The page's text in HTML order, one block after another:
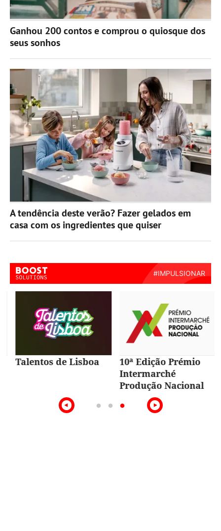
Ganhou 200 contos e comprou o quiosque dos
seus sonhos
A tendência deste verão? Fazer gelados em
casa com os ingredientes que quiser
Talentos de Lisboa
10ª Edição Prémio
Intermarché
Produção Nacional